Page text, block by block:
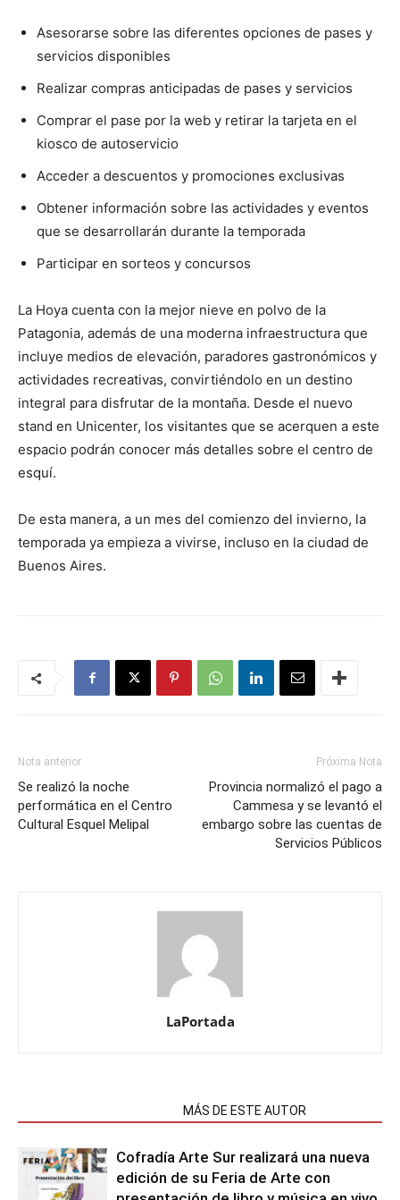
Asesorarse sobre las diferentes opciones de pases y
servicios disponibles
Realizar compras anticipadas de pases y servicios
Comprar el pase por la web y retirar la tarjeta en el
kiosco de autoservicio
Acceder a descuentos y promociones exclusivas
Obtener información sobre las actividades y eventos
que se desarrollarán durante la temporada
Participar en sorteos y concursos
La Hoya cuenta con la mejor nieve en polvo de la
Patagonia, además de una moderna infraestructura que
incluye medios de elevación, paradores gastronómicos y
actividades recreativas, convirtiéndolo en un destino
integral para disfrutar de la montaña. Desde el nuevo
stand en Unicenter, los visitantes que se acerquen a este
espacio podrán conocer más detalles sobre el centro de
esquí.
De esta manera, a un mes del comienzo del invierno, la
temporada ya empieza a vivirse, incluso en la ciudad de
Buenos Aires.
Nota anterior
Se realizó la noche
performática en el Centro
Cultural Esquel Melipal
Próxima Nota
Provincia normalizó el pago a
Cammesa y se levantó el
embargo sobre las cuentas de
Servicios Públicos
LaPortada
MÁS DE ESTE AUTOR
Cofradía Arte Sur realizará una nueva
edición de su Feria de Arte con